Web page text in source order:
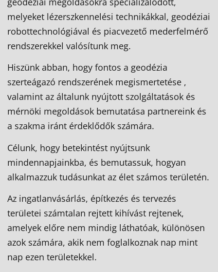
melyeket lézerszkennelési technikákkal, geodéziai
robottechnológiával és piacvezető mederfelmérő
rendszerekkel valósítunk meg.
Hiszünk abban, hogy fontos a geodézia
szerteágazó rendszerének megismertetése ,
valamint az általunk nyújtott szolgáltatások és
mérnöki megoldások bemutatása partnereink és
a szakma iránt érdeklődők számára.
Célunk, hogy betekintést nyújtsunk
mindennapjainkba, és bemutassuk, hogyan
alkalmazzuk tudásunkat az élet számos területén.
Az ingatlanvásárlás, építkezés és tervezés
területei számtalan rejtett kihívást rejtenek,
amelyek előre nem mindig láthatóak, különösen
azok számára, akik nem foglalkoznak nap mint
nap ezen területekkel.